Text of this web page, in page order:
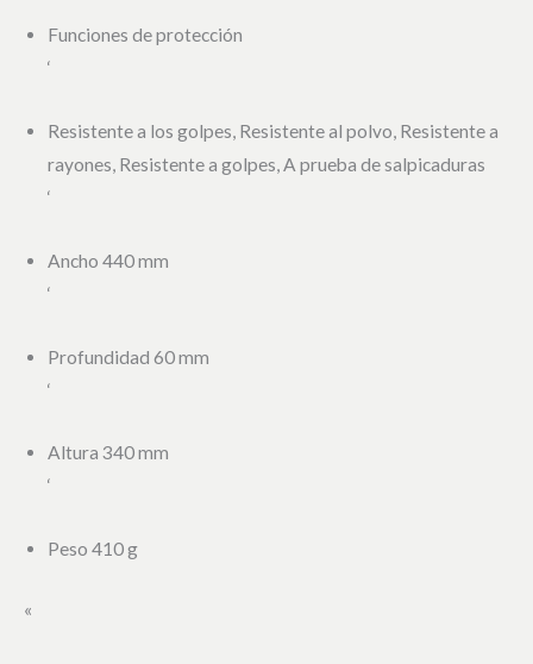
Funciones de protección
‘
Resistente a los golpes, Resistente al polvo, Resistente a
rayones, Resistente a golpes, A prueba de salpicaduras
‘
Ancho 440 mm
‘
Profundidad 60 mm
‘
Altura 340 mm
‘
Peso 410 g
«